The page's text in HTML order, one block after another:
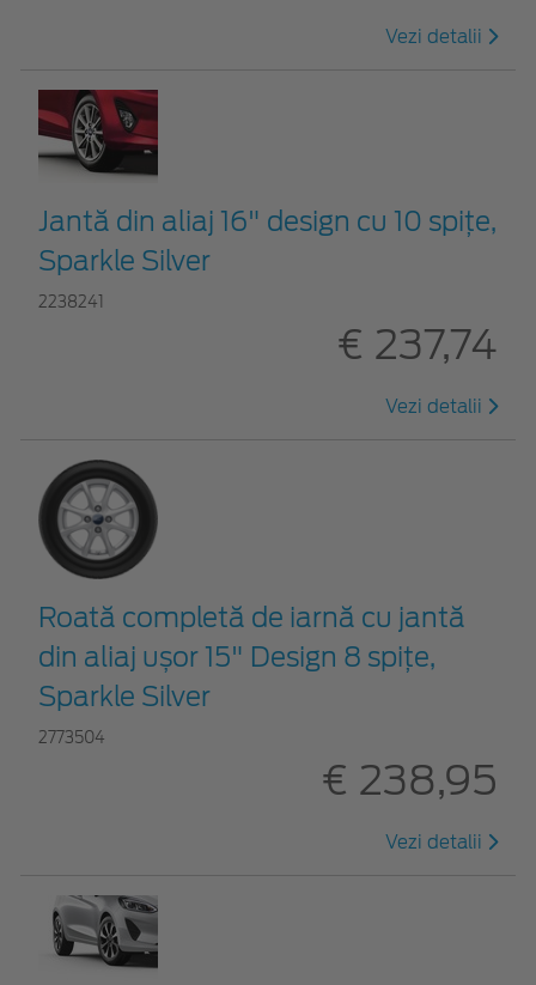
Vezi detalii
Jantă din aliaj 16" design cu 10 spițe,
Sparkle Silver
2238241
€ 237,74
Vezi detalii
Roată completă de iarnă cu jantă
din aliaj ușor 15" Design 8 spițe,
Sparkle Silver
2773504
€ 238,95
Vezi detalii